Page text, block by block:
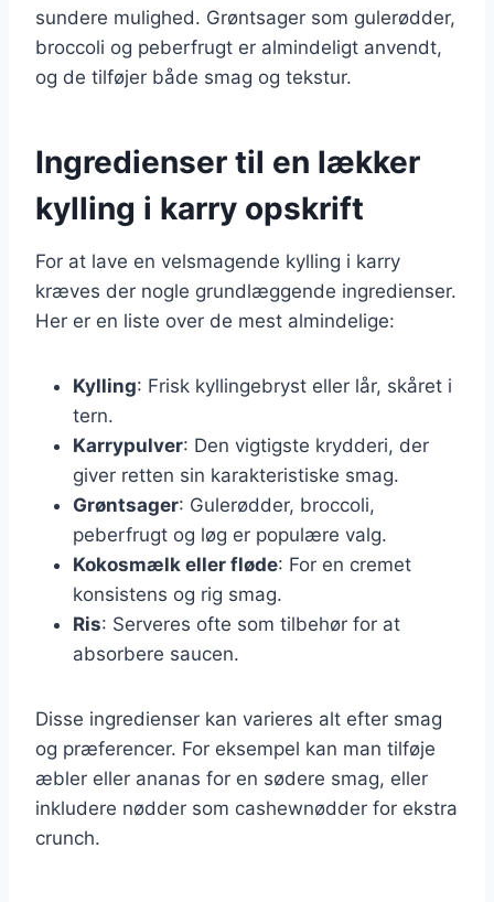
sundere mulighed. Grøntsager som gulerødder,
broccoli og peberfrugt er almindeligt anvendt,
og de tilføjer både smag og tekstur.
Ingredienser til en lækker
kylling i karry opskrift
For at lave en velsmagende kylling i karry
kræves der nogle grundlæggende ingredienser.
Her er en liste over de mest almindelige:
Kylling: Frisk kyllingebryst eller lår, skåret i
tern.
Karrypulver: Den vigtigste krydderi, der
giver retten sin karakteristiske smag.
Grøntsager: Gulerødder, broccoli,
peberfrugt og løg er populære valg.
Kokosmælk eller fløde: For en cremet
konsistens og rig smag.
Ris: Serveres ofte som tilbehør for at
absorbere saucen.
Disse ingredienser kan varieres alt efter smag
og præferencer. For eksempel kan man tilføje
æbler eller ananas for en sødere smag, eller
inkludere nødder som cashewnødder for ekstra
crunch.